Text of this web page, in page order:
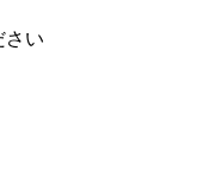
さい